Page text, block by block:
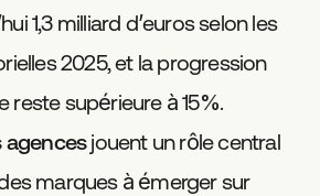
1,3 milliard d’euros selon les
2025, et la progression
reste supérieure à 15%.
agencesjouent un rôle central
marques à émerger sur